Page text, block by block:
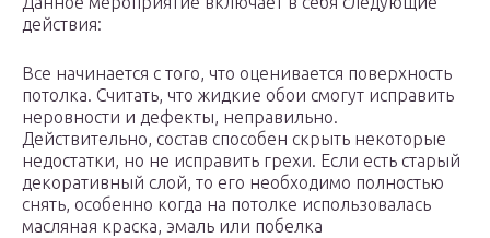
действия:
Все начинается с того, что оценивается поверхность
потолка. Считать, что жидкие обои смогут исправить
неровности и дефекты, неправильно.
Действительно, состав способен скрыть некоторые
недостатки, но не исправить грехи. Если есть старый
декоративный слой, то его необходимо полностью
снять, особенно когда на потолке использовалась
масляная краска, эмаль или побелка